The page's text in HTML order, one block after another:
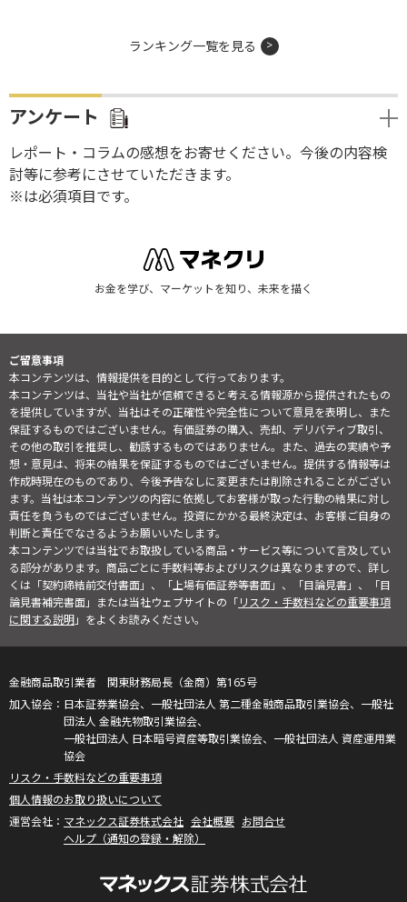
ランキング一覧を見る
アンケート
レポート・コラムの感想をお寄せください。今後の内容検
討等に参考にさせていただきます。
※は必須項目です。
お金を学び、マーケットを知り、未来を描く
ご留意事項
本コンテンツは、情報提供を目的として行っております。
本コンテンツは、当社や当社が信頼できると考える情報源から提供されたもの
を提供していますが、当社はその正確性や完全性について意見を表明し、また
保証するものではございません。有価証券の購入、売却、デリバティブ取引、
その他の取引を推奨し、勧誘するものではありません。また、過去の実績や予
想・意見は、将来の結果を保証するものではございません。提供する情報等は
作成時現在のものであり、今後予告なしに変更または削除されることがござい
ます。当社は本コンテンツの内容に依拠してお客様が取った行動の結果に対し
責任を負うものではございません。投資にかかる最終決定は、お客様ご自身の
判断と責任でなさるようお願いいたします。
本コンテンツでは当社でお取扱している商品・サービス等について言及してい
る部分があります。商品ごとに手数料等およびリスクは異なりますので、詳し
くは「契約締結前交付書面」、「上場有価証券等書面」、「目論見書」、「目
論見書補完書面」または当社ウェブサイトの「リスク・手数料などの重要事項
に関する説明」をよくお読みください。
金融商品取引業者 関東財務局長（金商）第165号
日本証券業協会、一般社団法人 第二種金融商品取引業協会、一般社
団法人 金融先物取引業協会、
一般社団法人 日本暗号資産等取引業協会、一般社団法人 資産運用業
協会
リスク・手数料などの重要事項
個人情報のお取り扱いについて
マネックス証券株式会社 会社概要 お問合せ
ヘルプ（通知の登録・解除）